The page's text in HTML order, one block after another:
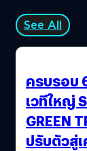
See All
ครบรอบ
เวทีใหญ่
GREEN
ปรับตัวสู่